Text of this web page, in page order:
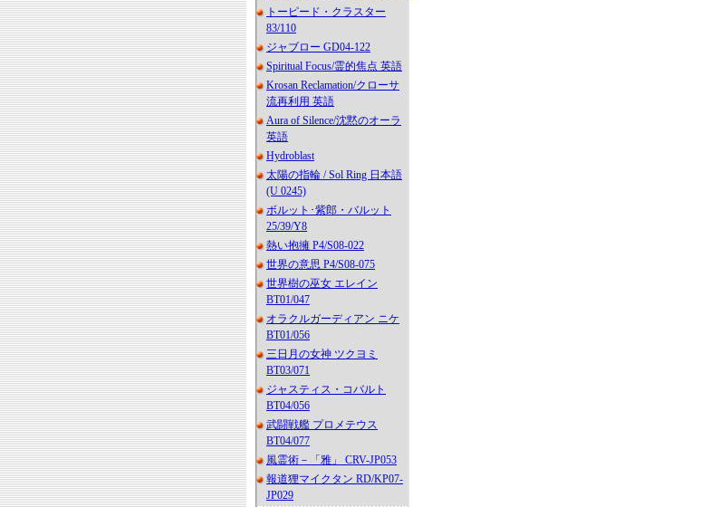
トーピード・クラスター
83/110
ジャブロー GD04-122
Spiritual Focus/霊的焦点 英語
Krosan Reclamation/クローサ
流再利用 英語
Aura of Silence/沈黙のオーラ
英語
Hydroblast
太陽の指輪 / Sol Ring 日本語
(U 0245)
ボルット･紫郎・バルット
25/39/Y8
熱い抱擁 P4/S08-022
世界の意思 P4/S08-075
世界樹の巫女 エレイン
BT01/047
オラクルガーディアン ニケ
BT01/056
三日月の女神 ツクヨミ
BT03/071
ジャスティス・コバルト
BT04/056
武闘戦艦 プロメテウス
BT04/077
風霊術－「雅」 CRV-JP053
報道狸マイクタン RD/KP07-
JP029